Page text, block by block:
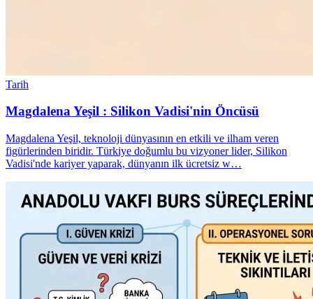
Tarih
Magdalena Yeşil : Silikon Vadisi'nin Öncüsü
Magdalena Yeşil, teknoloji dünyasının en etkili ve ilham veren
figürlerinden biridir. Türkiye doğumlu bu vizyoner lider, Silikon
Vadisi'nde kariyer yaparak, dünyanın ilk ücretsiz w…